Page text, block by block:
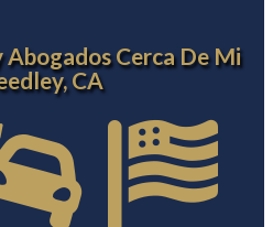
Abogados Cerca De Mi
CA